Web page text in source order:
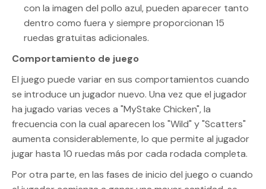
con la imagen del pollo azul, pueden aparecer tanto
dentro como fuera y siempre proporcionan 15
ruedas gratuitas adicionales.
Comportamiento de juego
El juego puede variar en sus comportamientos cuando
se introduce un jugador nuevo. Una vez que el jugador
ha jugado varias veces a "MyStake Chicken", la
frecuencia con la cual aparecen los "Wild" y "Scatters"
aumenta considerablemente, lo que permite al jugador
jugar hasta 10 ruedas más por cada rodada completa.
Por otra parte, en las fases de inicio del juego o cuando